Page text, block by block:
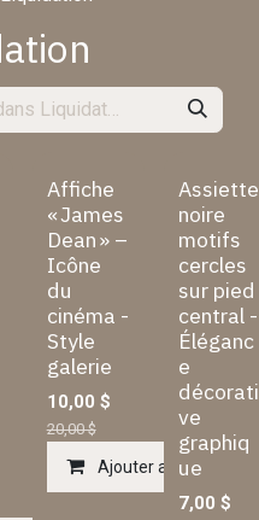
Affiche
« James
Dean » –
Icône
du
cinéma -
Style
galerie
10,00 $
20,00$
Ajouter au panier
Assiette
noire
motifs
cercles
sur pied
central -
Éléganc
e
décorati
ve
graphiq
ue
7,00 $